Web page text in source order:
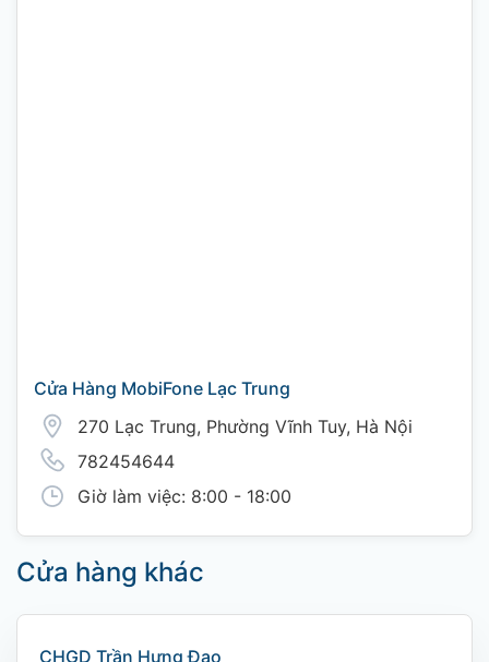
Cửa Hàng MobiFone Lạc Trung
270 Lạc Trung, Phường Vĩnh Tuy, Hà Nội
782454644
Giờ làm việc: 8:00 - 18:00
Cửa hàng khác
CHGD Trần Hưng Đạo